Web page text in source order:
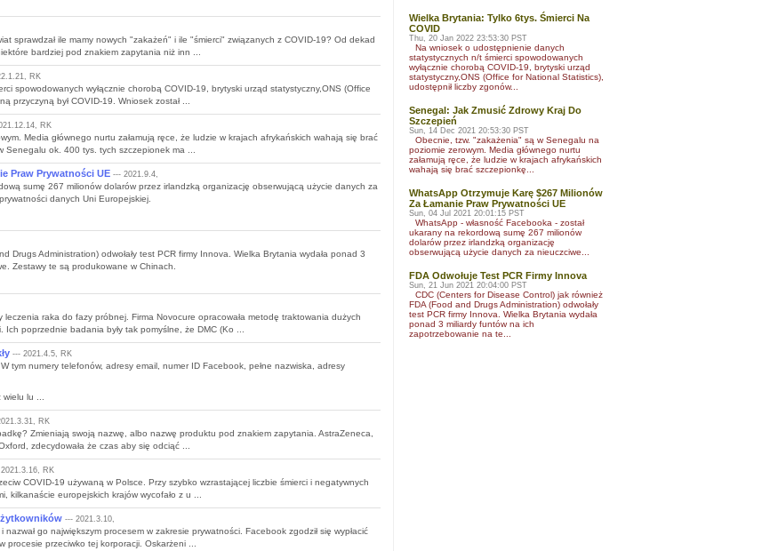
Wielka Brytania: Tylko 6tys. Śmierci Na
COVID
Thu, 20 Jan 2022 23:53:30 PST
Na wniosek o udostępnienie danych
statystycznych n/t śmierci spowodowanych
wyłącznie chorobą COVID-19, brytyski urząd
statystyczny,ONS (Office for National Statistics),
udostępnił liczby zgonów...
Senegal: Jak Zmusić Zdrowy Kraj Do
Szczepień
Sun, 14 Dec 2021 20:53:30 PST
Obecnie, tzw. "zakażenia" są w Senegalu na
poziomie zerowym. Media głównego nurtu
załamują ręce, że ludzie w krajach afrykańskich
wahają się brać szczepionkę...
WhatsApp Otrzymuje Karę $267 Milionów
Za Łamanie Praw Prywatności UE
Sun, 04 Jul 2021 20:01:15 PST
WhatsApp - własność Facebooka - został
ukarany na rekordową sumę 267 milionów
dolarów przez irlandzką organizację
obserwującą użycie danych za nieuczciwe...
FDA Odwołuje Test PCR Firmy Innova
Sun, 21 Jun 2021 20:04:00 PST
CDC (Centers for Disease Control) jak również
FDA (Food and Drugs Administration) odwołały
test PCR firmy Innova. Wielka Brytania wydała
ponad 3 miliardy funtów na ich
zapotrzebowanie na te...
sprawdzał ile mamy nowych "zakażeń" i ile "śmierci" związanych z COVID-19? Od dekad
bardziej pod znakiem zapytania niż inn ...
RK
spowodowanych wyłącznie chorobą COVID-19, brytyski urząd statystyczny,ONS (Office
przyczyną był COVID-19. Wniosek został ...
RK
Media głównego nurtu załamują ręce, że ludzie w krajach afrykańskich wahają się brać
Senegalu ok. 400 tys. tych szczepionek ma ...
Praw Prywatności UE --- 2021.9.4,
sumę 267 milionów dolarów przez irlandzką organizację obserwującą użycie danych za
danych Uni Europejskiej.
Drugs Administration) odwołały test PCR firmy Innova. Wielka Brytania wydała ponad 3
Zestawy te są produkowane w Chinach.
raka do fazy próbnej. Firma Novocure opracowała metodę traktowania dużych
poprzednie badania były tak pomyślne, że DMC (Ko ...
--- 2021.4.5, RK
tym numery telefonów, adresy email, numer ID Facebook, pełne nazwiska, adresy
wielu lu ...
RK
Zmieniają swoją nazwę, albo nazwę produktu pod znakiem zapytania. AstraZeneca,
zdecydowała że czas aby się odciąć ...
RK
COVID-19 używaną w Polsce. Przy szybko wzrastającej liczbie śmierci i negatywnych
kilkanaście europejskich krajów wycofało z u ...
--- 2021.3.10,
go największym procesem w zakresie prywatności. Facebook zgodził się wypłacić
procesie przeciwko tej korporacji. Oskarżeni ...